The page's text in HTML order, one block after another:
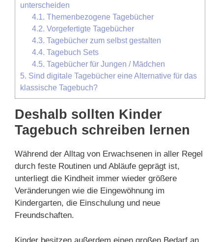
unterscheiden
4.1. Themenbezogene Tagebücher
4.2. Vorgefertigte Tagebücher
4.3. Tagebücher zum selbst gestalten
4.4. Tagebuch Sets
4.5. Tagebücher für Jungen / Mädchen
5. Sind digitale Tagebücher eine Alternative für das
klassische Tagebuch?
Deshalb sollten Kinder
Tagebuch schreiben lernen
Während der Alltag von Erwachsenen in aller Regel
durch feste Routinen und Abläufe geprägt ist,
unterliegt die Kindheit immer wieder größere
Veränderungen wie die Eingewöhnung im
Kindergarten, die Einschulung und neue
Freundschaften.
Kinder besitzen außerdem einen großen Bedarf an